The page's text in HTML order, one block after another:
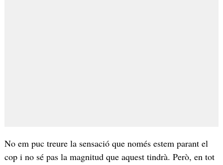
No em puc treure la sensació que només estem parant el
cop i no sé pas la magnitud que aquest tindrà. Però, en tot